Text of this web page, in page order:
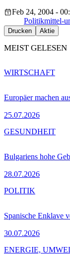
Feb 24, 2004 -
Politikmittel-
Drucken Aktie
MEIST GELESEN
Europäer machen
25.07.2026
WIRTSCHAFT
Bulgariens hohe
28.07.2026
GESUNDHEIT
Spanische Enklave
30.07.2026
POLITIK
ENERGIE,